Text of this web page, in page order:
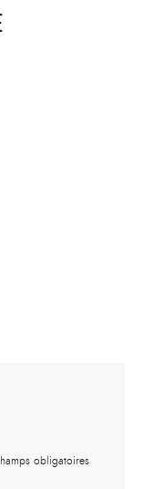
obligatoires